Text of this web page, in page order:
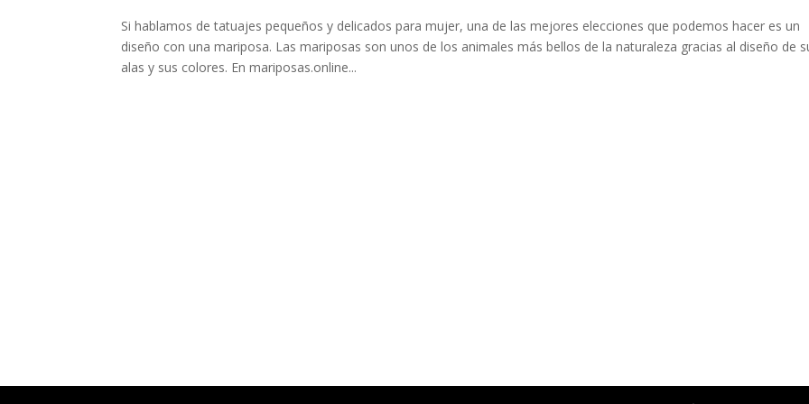
Si hablamos de tatuajes pequeños y delicados para mujer, una de las mejores elecciones que podemos hacer es un
diseño con una mariposa. Las mariposas son unos de los animales más bellos de la naturaleza gracias al diseño de
alas y sus colores. En mariposas.online...